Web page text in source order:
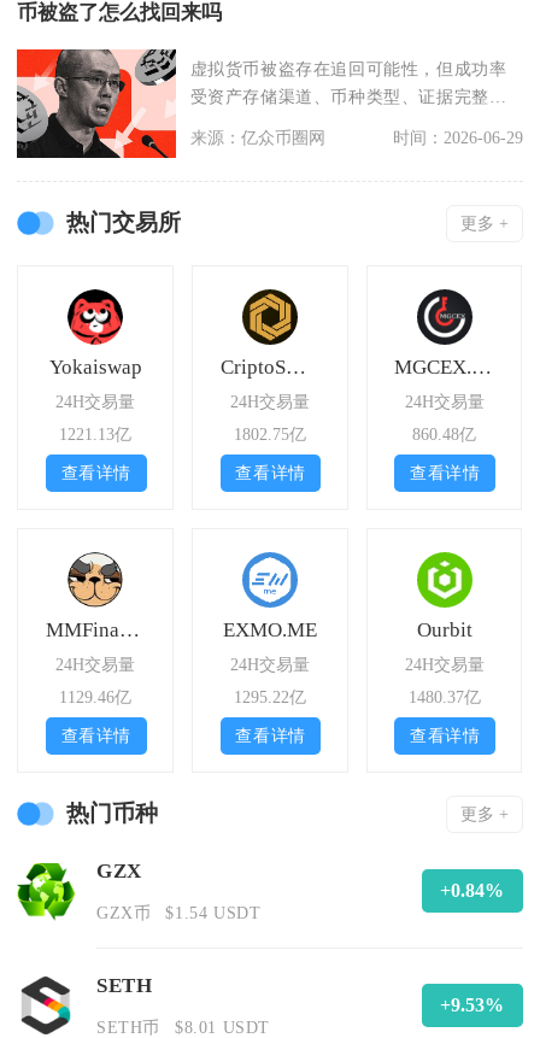
币被盗了怎么找回来吗
虚拟货币被盗存在追回可能性，但成功率
受资产存储渠道、币种类型、证据完整
度、盗币方地域多重因
来源：亿众币圈网 时间：2026-06-29
热门交易所 更多 +
Yokaiswap
24H交易量
1221.13亿
查看详情
CriptoSwaps
24H交易量
1802.75亿
查看详情
MGCEX.NZ
24H交易量
860.48亿
查看详情
MMFinance
24H交易量
1129.46亿
查看详情
EXMO.ME
24H交易量
1295.22亿
查看详情
Ourbit
24H交易量
1480.37亿
查看详情
热门币种 更多 +
GZX
GZX币 $1.54 USDT
+0.84%
SETH
SETH币 $8.01 USDT
+9.53%